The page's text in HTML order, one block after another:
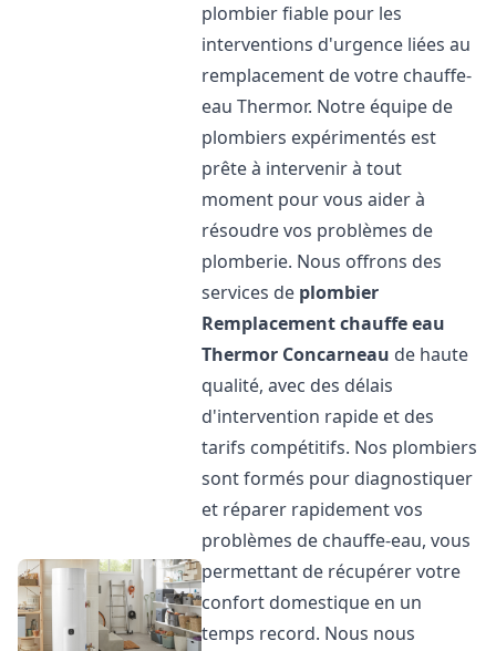
plombier fiable pour les
interventions d'urgence liées au
remplacement de votre chauffe-
eau Thermor. Notre équipe de
plombiers expérimentés est
prête à intervenir à tout
moment pour vous aider à
résoudre vos problèmes de
plomberie. Nous offrons des
services de plombier
Remplacement chauffe eau
Thermor Concarneau de haute
qualité, avec des délais
d'intervention rapide et des
tarifs compétitifs. Nos plombiers
sont formés pour diagnostiquer
et réparer rapidement vos
problèmes de chauffe-eau, vous
permettant de récupérer votre
confort domestique en un
temps record. Nous nous